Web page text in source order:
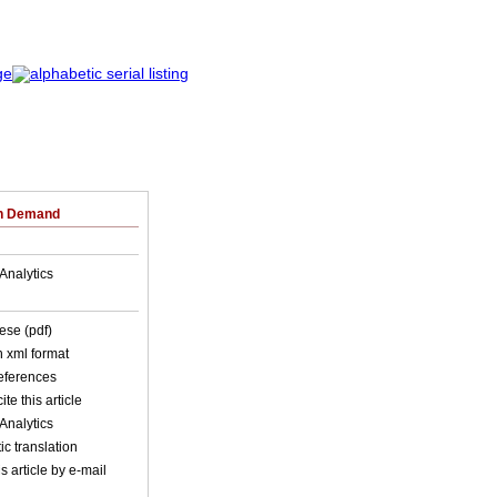
Demand
(pdf)
xml format
this article
translation
article by e-mail